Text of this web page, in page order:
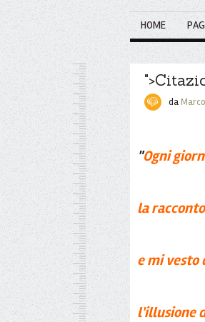
HOME
da
"Ogni
la
e mi vesto
l'illusione